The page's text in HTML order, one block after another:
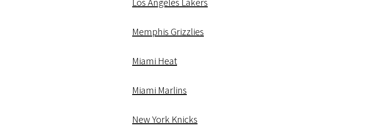
Los Angeles Lakers
Memphis Grizzlies
Miami Heat
Miami Marlins
New York Knicks